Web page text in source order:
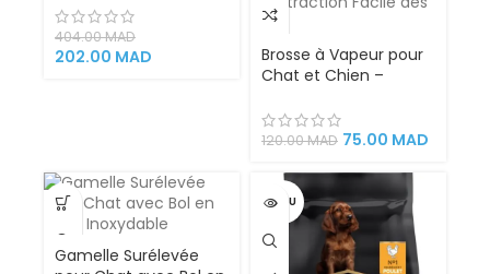
de Race Moyenne (11 à
25 kg) de 2 à 12 Mois
(PROMO)
404.00MAD
202.00 MAD
Brosse à Vapeur pour
Chat et Chien –
Pulvérisation, Lumière
UV et Extraction Facile
120.00MAD 75.00 MAD
Gamelle Surélevée
VENDU